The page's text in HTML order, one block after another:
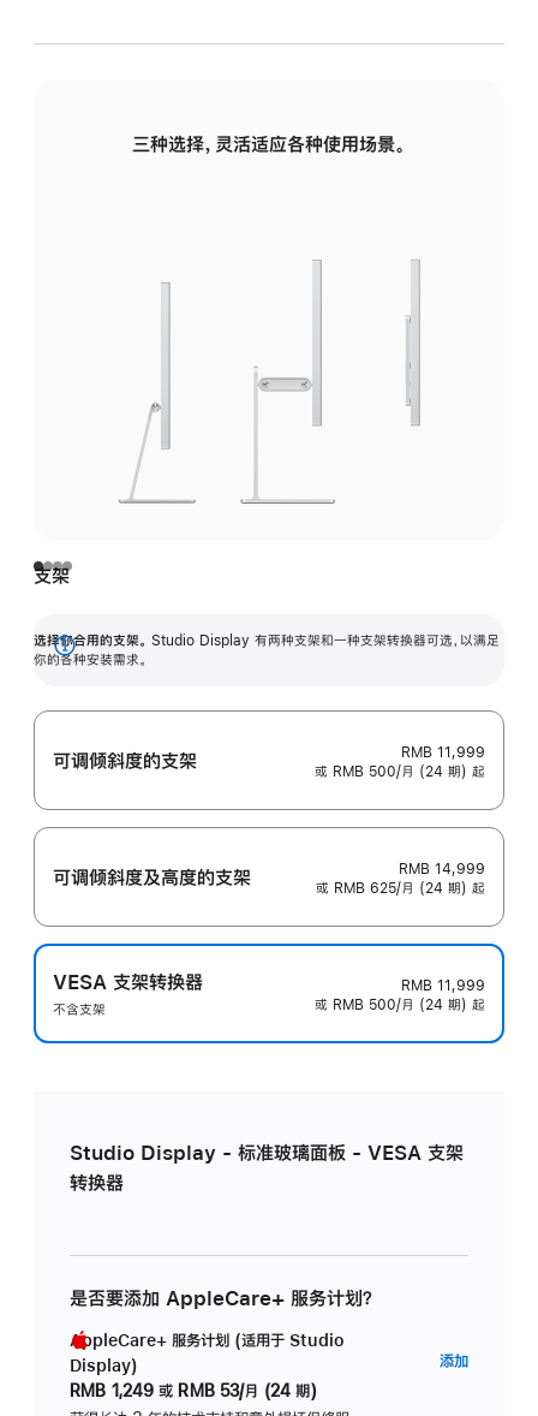
三种选择，灵活适应各种使用场景。
支架
选择你合用的支架。 Studio Display 有两种支架和一种支架转换器可选，以满足
你的各种安装需求。
展
可调倾斜度的支架
RMB 11,999
或 RMB 500/月 (24 期) 起
可调倾斜度及高‍度的支‍架
RMB 14,999
或 RMB 625/月 (24 期) 起
VESA 支架转换器
不含支架
RMB 11,999
或 RMB 500/月 (24 期) 起
Studio Display - 标准玻璃面板 - VESA 支架
转换器
是否要添加 AppleCare+ 服务计划？
AppleCare+ 服务计划 (适用于 Studio
Display)
RMB 1,249 或 RMB 53/月 (24 期)
添加